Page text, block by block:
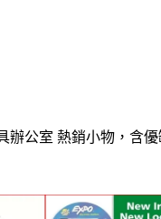
辦公室 熱銷小物，含優